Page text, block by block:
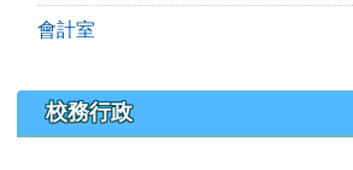
會計室
校務行政